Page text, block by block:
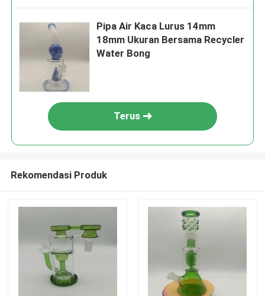
Pipa Air Kaca Lurus 14mm
18mm Ukuran Bersama Recycler
Water Bong
Terus
Rekomendasi Produk